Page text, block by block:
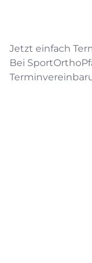
Jetzt einfach
Bei